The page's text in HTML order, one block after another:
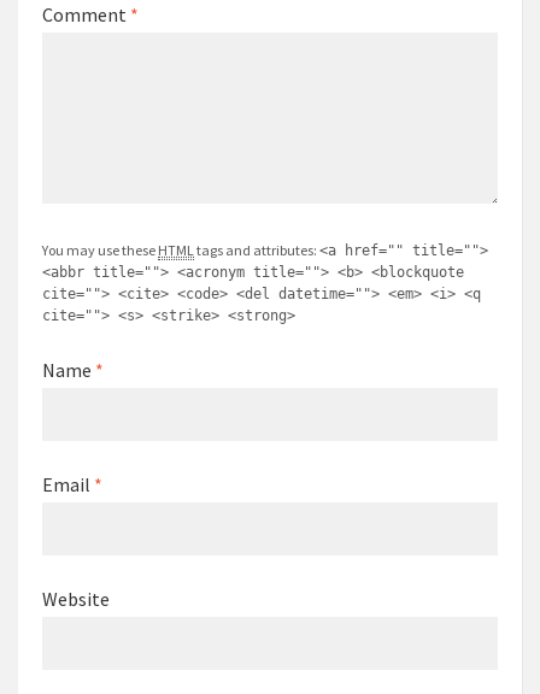
Comment *
You may use these HTML tags and attributes: <a href="" title="">
<abbr title=""> <acronym title=""> <b> <blockquote
cite=""> <cite> <code> <del datetime=""> <em> <i> <q
cite=""> <s> <strike> <strong>
Name *
Email *
Website